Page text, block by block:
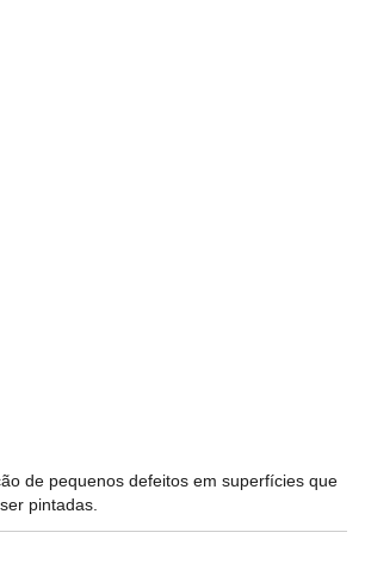
de pequenos defeitos em superfícies que
pintadas.